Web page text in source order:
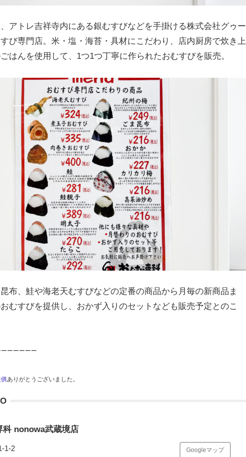
アトレ吉祥寺内にある銀むすびなどを手掛ける株式会社グゥー
び専門店。米・塩・海苔・具材にこだわり、店内厨房で炊き上
はんを使用して、1つ1つ丁寧に作られたおむすびを販売。
布、鮭や海老天むすびなどの定番の商品から月毎の新商品ま
むすびを提供し、おかず入りのセットなども販売予定とのこ
ーーーーー
ありがとうございました。
科 nonowa武蔵境店
Googleマップ
1-2